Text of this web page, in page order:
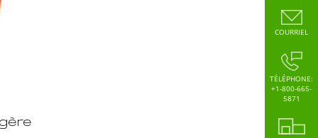
COURRIEL
TÉLÉPHONE:
+1-800-665-
5871